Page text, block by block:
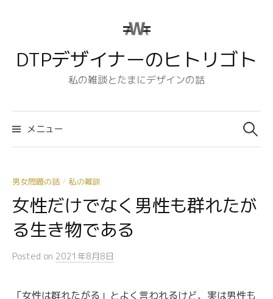
ン
キ
DTPデザイナーのヒトリゴト
私の雑談とたまにデザインの話
メニュー
検
索:
男女問題の話 / 私の雑談
女性だけでなく男性も群れたが
る生き物である
Posted on 2021年8月8日
「女性は群れたがる」とよく言われるけど、実は男性も